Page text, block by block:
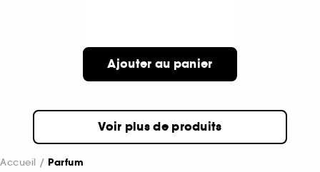
Ajouter au panier
Voir plus de produits
Accueil Parfum